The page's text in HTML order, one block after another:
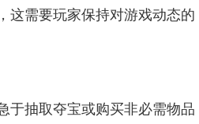
这需要玩家保持对游戏动态的
于抽取夺宝或购买非必需物品